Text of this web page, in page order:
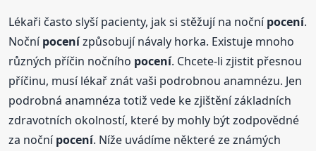
Lékaři často slyší pacienty, jak si stěžují na nočnípocení.
Nočnípocenízpůsobují návaly horka. Existuje mnoho
různých příčin nočního pocení. Chcete-li zjistit přesnou
příčinu, musí lékař znát vaši podrobnou anamnézu. Jen
podrobná anamnéza totiž vede ke zjištění základních
zdravotních okolností, které by mohly být zodpovědné
za nočnípocení. Níže uvádíme některé ze známých